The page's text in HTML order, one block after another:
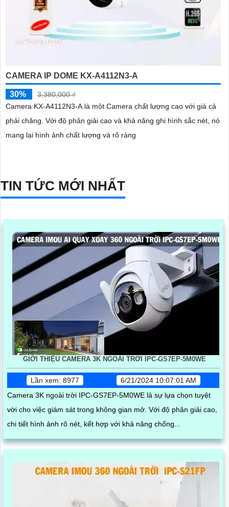
CAMERA IP DOME KX-A4112N3-A
30%
3,380,000 ₫
Camera KX-A4112N3-A là một Camera chất lượng cao với giá cả
phải chăng. Với độ phân giải cao và khả năng ghi hình sắc nét, nó
mang lại hình ảnh chất lượng và rõ ràng
TIN TỨC MỚI NHẤT
GIỚI THIỆU CAMERA 3K NGOÀI TRỜI IPC-GS7EP-5M0WE
Lần xem: 8977
6/21/2024 10:07:01 AM
Camera 3K ngoài trời IPC-GS7EP-5M0WE là sự lựa chọn tuyệt
vời cho việc giám sát trong không gian mở. Với độ phân giải cao,
chi tiết hình ảnh rõ nét, kết hợp với khả năng chống...